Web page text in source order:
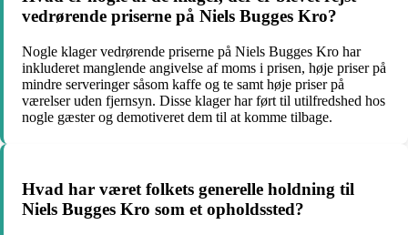
vedrørende priserne på Niels Bugges Kro?
Nogle klager vedrørende priserne på Niels Bugges Kro har
inkluderet manglende angivelse af moms i prisen, høje priser på
mindre serveringer såsom kaffe og te samt høje priser på
værelser uden fjernsyn. Disse klager har ført til utilfredshed hos
nogle gæster og demotiveret dem til at komme tilbage.
Hvad har været folkets generelle holdning til
Niels Bugges Kro som et opholdssted?